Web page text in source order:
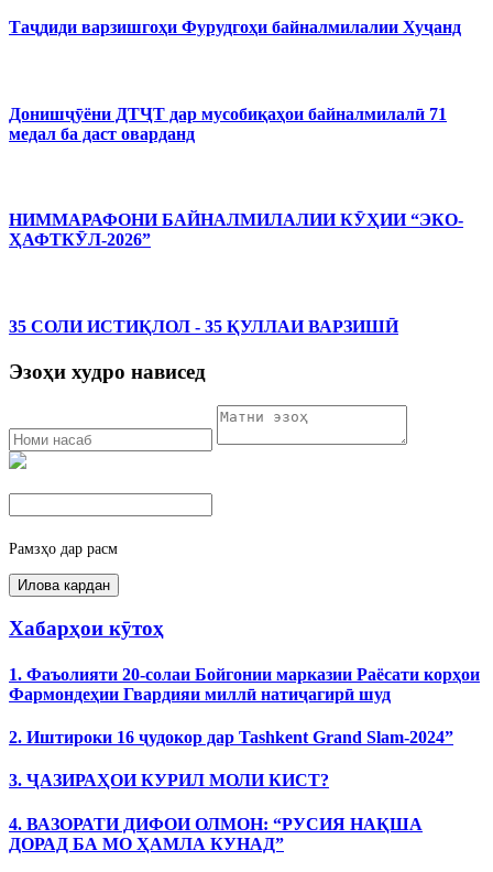
Таҷдиди варзишгоҳи Фурудгоҳи байналмилалии Хуҷанд
Донишҷӯёни ДТҶТ дар мусобиқаҳои байналмилалӣ 71
медал ба даст оварданд
НИММАРАФОНИ БАЙНАЛМИЛАЛИИ КӮҲИИ “ЭКО-
ҲАФТКӮЛ-2026”
35 СОЛИ ИСТИҚЛОЛ - 35 ҚУЛЛАИ ВАРЗИШӢ
Эзоҳи худро нависед
Рамзҳо дар расм
Хабарҳои кӯтоҳ
1. Фаъолияти 20-солаи Бойгонии марказии Раёсати корҳои
Фармондеҳии Гвардияи миллӣ натиҷагирӣ шуд
2. Иштироки 16 ҷудокор дар Tashkent Grand Slam-2024”
3. ҶАЗИРАҲОИ КУРИЛ МОЛИ КИСТ?
4. ВАЗОРАТИ ДИФОИ ОЛМОН: “РУСИЯ НАҚША
ДОРАД БА МО ҲАМЛА КУНАД”